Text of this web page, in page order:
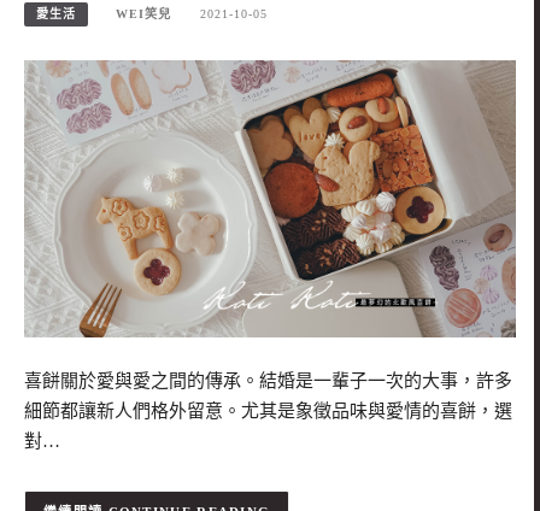
愛生活 WEI笑兒 2021-10-05
喜餅關於愛與愛之間的傳承。結婚是一輩子一次的大事，許多
細節都讓新人們格外留意。尤其是象徵品味與愛情的喜餅，選
對…